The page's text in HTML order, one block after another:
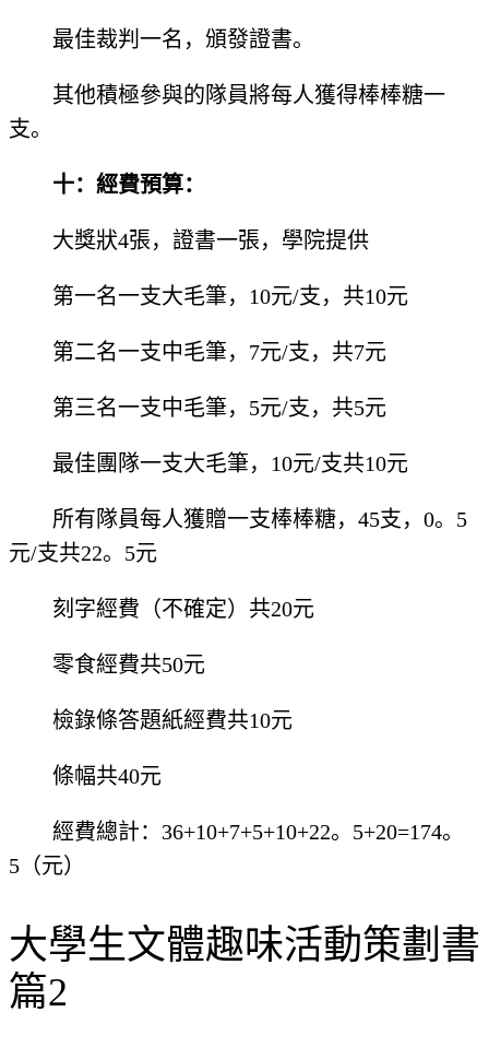
最佳裁判一名，頒發證書。
其他積極參與的隊員將每人獲得棒棒糖一
支。
十：經費預算：
大獎狀4張，證書一張，學院提供
第一名一支大毛筆，10元/支，共10元
第二名一支中毛筆，7元/支，共7元
第三名一支中毛筆，5元/支，共5元
最佳團隊一支大毛筆，10元/支共10元
所有隊員每人獲贈一支棒棒糖，45支，0。5
元/支共22。5元
刻字經費（不確定）共20元
零食經費共50元
檢錄條答題紙經費共10元
條幅共40元
經費總計：36+10+7+5+10+22。5+20=174。
5（元）
大學生文體趣味活動策劃書
篇2